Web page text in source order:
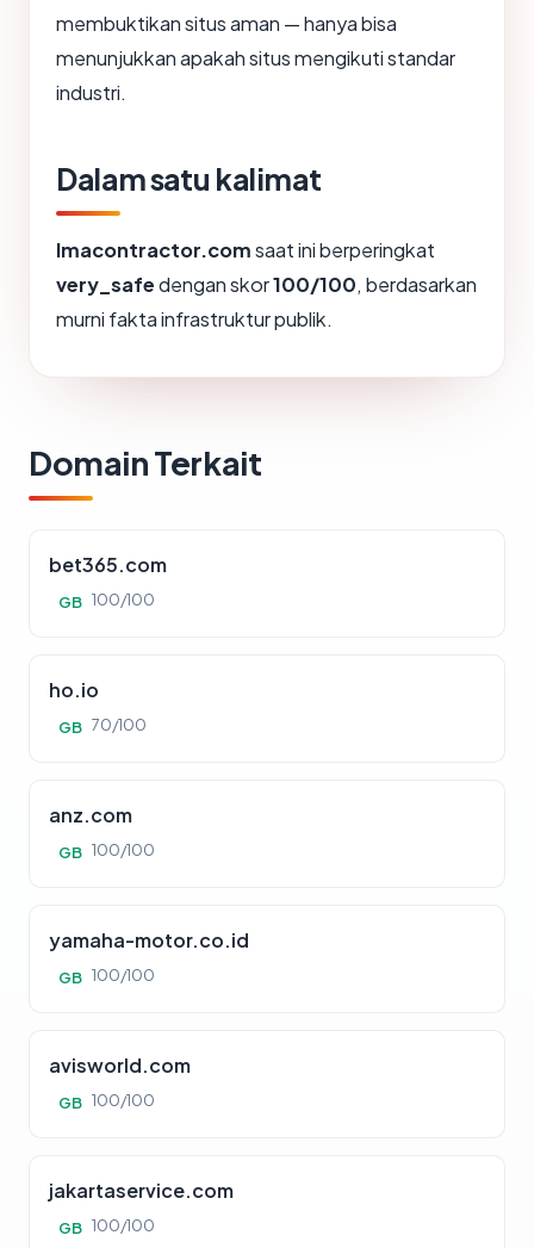
membuktikan situs aman — hanya bisa
menunjukkan apakah situs mengikuti standar
industri.
Dalam satu kalimat
lmacontractor.comsaat ini berperingkat
very_safedengan skor100/100, berdasarkan
murni fakta infrastruktur publik.
Domain Terkait
bet365.com
GB 100/100
ho.io
GB 70/100
anz.com
GB 100/100
yamaha-motor.co.id
GB 100/100
avisworld.com
GB 100/100
jakartaservice.com
GB 100/100